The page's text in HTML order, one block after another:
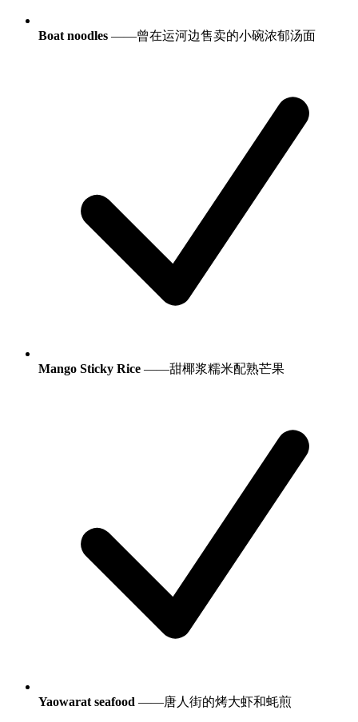
Boat noodles ——曾在运河边售卖的小碗浓郁汤面
Mango Sticky Rice ——甜椰浆糯米配熟芒果
Yaowarat seafood ——唐人街的烤大虾和蚝煎